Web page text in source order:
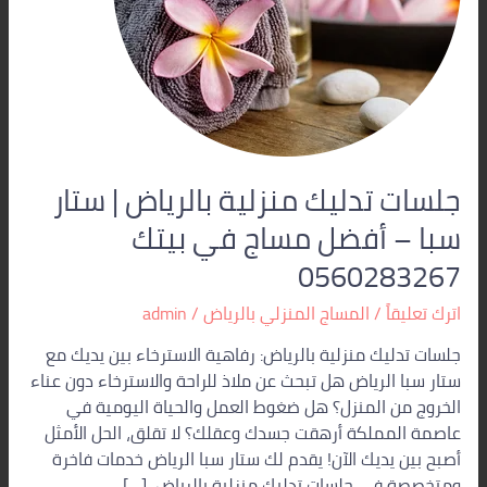
جلسات تدليك منزلية بالرياض | ستار
سبا – أفضل مساج في بيتك
0560283267
اترك تعليقاً/المساج المنزلي بالرياض/
admin
جلسات تدليك منزلية بالرياض: رفاهية الاسترخاء بين يديك مع
ستار سبا الرياض هل تبحث عن ملاذ للراحة والاسترخاء دون عناء
الخروج من المنزل؟ هل ضغوط العمل والحياة اليومية في
عاصمة المملكة أرهقت جسدك وعقلك؟ لا تقلق، الحل الأمثل
أصبح بين يديك الآن! يقدم لك ستار سبا الرياض خدمات فاخرة
أفضل
مساج
في
0560283267